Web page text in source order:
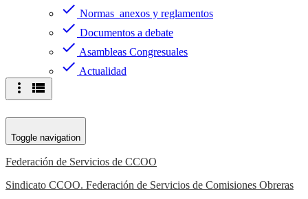
check Normas anexos y reglamentos
check Documentos a debate
check Asambleas Congresuales
check Actualidad
more_vert view_list
Toggle navigation
Federación de Servicios de CCOO
Sindicato CCOO. Federación de Servicios de Comisiones Obreras